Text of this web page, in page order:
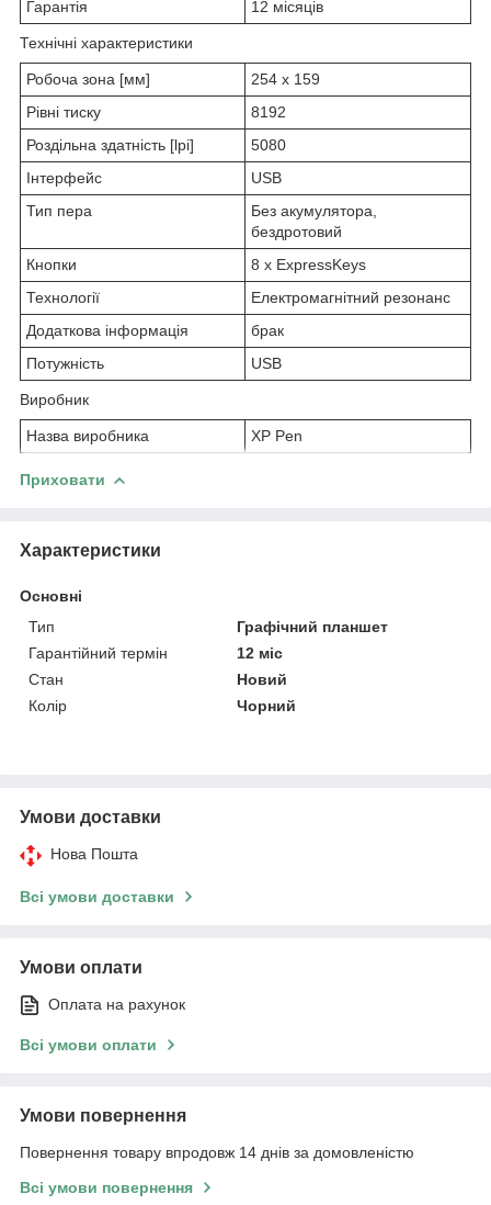
Гарантія
12 місяців
Технічні характеристики
Робоча зона [мм]
254 х 159
Рівні тиску
8192
Роздільна здатність [lpi]
5080
Інтерфейс
USB
Тип пера
Без акумулятора,
бездротовий
Кнопки
8 x ExpressKeys
Технології
Електромагнітний резонанс
Додаткова інформація
брак
Потужність
USB
Виробник
Назва виробника XP Pen
Приховати
Характеристики
Основні
Тип
Графічний планшет
Гарантійний термін
12 міс
Стан
Новий
Колір
Чорний
Умови доставки
Нова Пошта
Всі умови доставки
Умови оплати
Оплата на рахунок
Всі умови оплати
Умови повернення
Повернення товару впродовж 14 днів за домовленістю
Всі умови повернення